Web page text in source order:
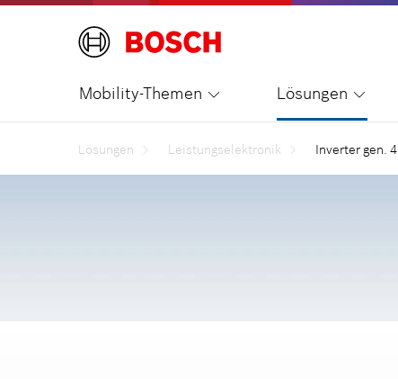
Mobility-Themen Lösungen
Lösungen Leistungselektronik Inverter gen. 4